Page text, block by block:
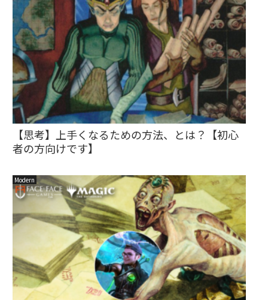
【思考】上手くなるための方法、とは？【初心
者の方向けです】
Modern